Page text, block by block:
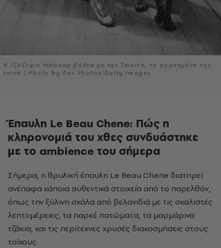
Η Τζόζεφιν Μπέικερ βόλτα με την Τσικίτα, το αγαπημένο της
τσιτά | Photo by Fox Photos/Getty Images
Έπαυλη Le Beau Chene: Πώς η
κληρονομιά του χθες συνδυάστηκε
με το ambience του σήμερα
Σήμερα, η θρυλική έπαυλη Le Beau Chene διατηρεί
ανέπαφα κάποια αυθεντικά στοιχεία από το παρελθόν,
όπως την ξύλινη σκάλα από βελανιδιά με τις σκαλιστές
λεπτομέρειες, τα παρκέ πατώματα, τα μαρμάρινα
τζάκια, και τις περίτεχνες χρυσές διακοσμήσεις στους
τοίχους.